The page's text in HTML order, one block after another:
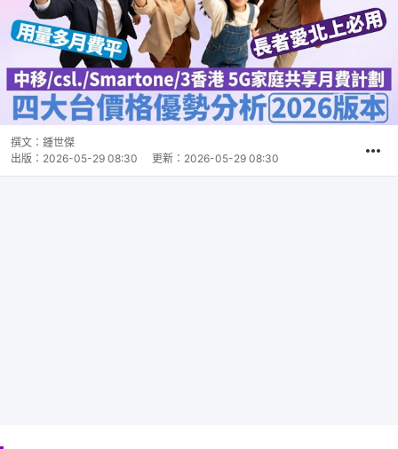
撰文： 鍾世傑
出版： 2026-05-29 08:30 更新： 2026-05-29 08:30